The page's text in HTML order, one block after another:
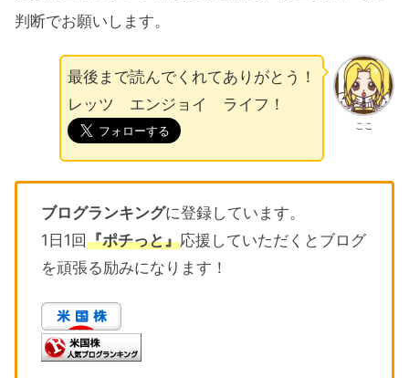
判断でお願いします。
ここ
最後まで読んでくれてありがとう！
レッツ エンジョイ ライフ！
ブログランキングに登録しています。
1日1回『ポチっと』応援していただくとブログ
を頑張る励みになります！